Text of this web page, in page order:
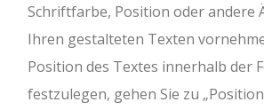
Schriftfarbe, Position oder andere
Ihren gestalteten Texten
Position des Textes innerhalb der
festzulegen, gehen Sie zu